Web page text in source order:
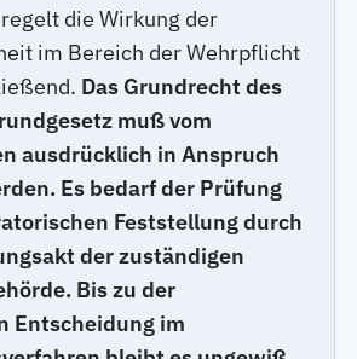
die Wirkung der
im Bereich der Wehrpflicht
Das Grundrecht des
muß vom
ausdrücklich in Anspruch
Es bedarf der Prüfung
Feststellung durch
der zuständigen
Bis zu der
Entscheidung im